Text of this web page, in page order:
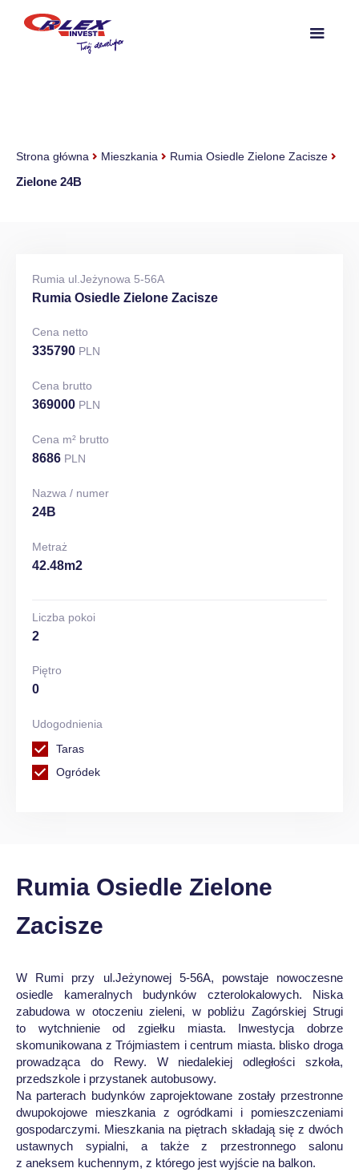
Strona główna Mieszkania Rumia Osiedle Zielone Zacisze
Zielone 24B
Rumia ul.Jeżynowa 5-56A
Rumia Osiedle Zielone Zacisze
Cena netto
335790 PLN
Cena brutto
369000 PLN
Cena m² brutto
8686 PLN
Nazwa / numer
24B
Metraż
42.48m2
Liczba pokoi
2
Piętro
0
Udogodnienia
Taras
Ogródek
Rumia Osiedle Zielone
Zacisze
W Rumi przy ul.Jeżynowej 5-56A, powstaje nowoczesne
osiedle kameralnych budynków czterolokalowych. Niska
zabudowa w otoczeniu zieleni, w pobliżu Zagórskiej Strugi
to wytchnienie od zgiełku miasta. Inwestycja dobrze
skomunikowana z Trójmiastem i centrum miasta. blisko droga
prowadząca do Rewy. W niedalekiej odległości szkoła,
przedszkole i przystanek autobusowy.
Na parterach budynków zaprojektowane zostały przestronne
dwupokojowe mieszkania z ogródkami i pomieszczeniami
gospodarczymi. Mieszkania na piętrach składają się z dwóch
ustawnych sypialni, a także z przestronnego salonu
z aneksem kuchennym, z którego jest wyjście na balkon.